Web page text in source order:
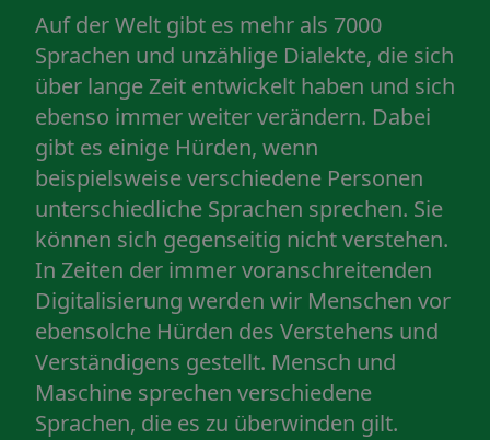
Auf der Welt gibt es mehr als 7000
Sprachen und unzählige Dialekte, die sich
über lange Zeit entwickelt haben und sich
ebenso immer weiter verändern. Dabei
gibt es einige Hürden, wenn
beispielsweise verschiedene Personen
unterschiedliche Sprachen sprechen. Sie
können sich gegenseitig nicht verstehen.
In Zeiten der immer voranschreitenden
Digitalisierung werden wir Menschen vor
ebensolche Hürden des Verstehens und
Verständigens gestellt. Mensch und
Maschine sprechen verschiedene
Sprachen, die es zu überwinden gilt.